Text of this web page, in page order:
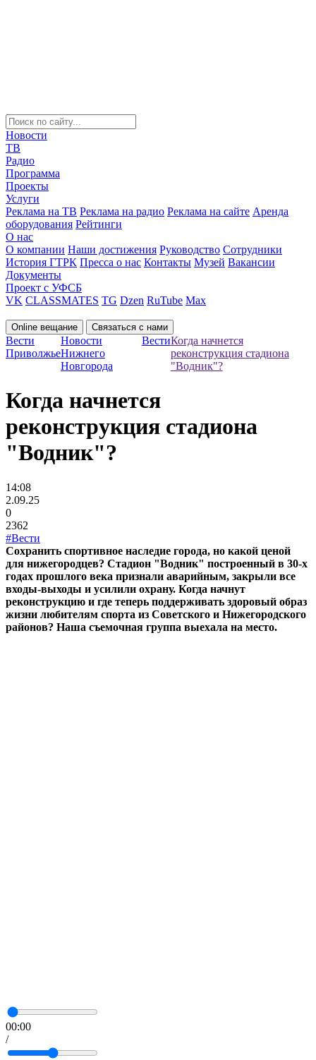
Новости
ТВ
Радио
Программа
Проекты
Услуги
Реклама на ТВ Реклама на радио Реклама на сайте Аренда
оборудования Рейтинги
О нас
О компании Наши достижения Руководство Сотрудники
История ГТРК Пресса о нас Контакты Музей Вакансии
Документы
Проект с УФСБ
VK CLASSMATES TG Dzen RuTube Max
Online вещание Связаться с нами
Вести
Приволжье
Новости
Нижнего
Новгорода
ВестиКогда начнется
реконструкция стадиона
"Водник"?
Когда начнется
реконструкция стадиона
"Водник"?
14:08
2.09.25
0
2362
#Вести
Сохранить спортивное наследие города, но какой ценой
для нижегородцев? Стадион "Водник" построенный в 30-х
годах прошлого века признали аварийным, закрыли все
входы-выходы и усилили охрану. Когда начнут
реконструкцию и где теперь поддерживать здоровый образ
жизни любителям спорта из Советского и Нижегородского
районов? Наша съемочная группа выехала на место.
00:00
/